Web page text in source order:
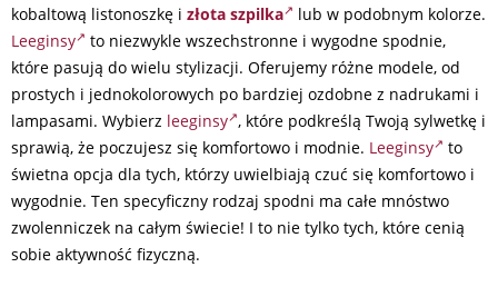
kobaltową listonoszkę i złota szpilka
lub w podobnym kolorze.
Leeginsy
to niezwykle wszechstronne i wygodne spodnie,
które pasują do wielu stylizacji. Oferujemy różne modele, od
prostych i jednokolorowych po bardziej ozdobne z nadrukami i
lampasami. Wybierz leeginsy , które podkreślą Twoją sylwetkę i
sprawią, że poczujesz się komfortowo i modnie. Leeginsy
to
świetna opcja dla tych, którzy uwielbiają czuć się komfortowo i
wygodnie. Ten specyficzny rodzaj spodni ma całe mnóstwo
zwolenniczek na całym świecie! I to nie tylko tych, które cenią
sobie aktywność fizyczną.